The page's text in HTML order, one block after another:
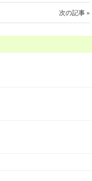
次の記事 »